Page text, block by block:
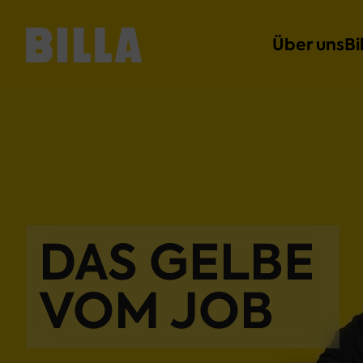
Über uns
DAS GELBE
VOM JOB